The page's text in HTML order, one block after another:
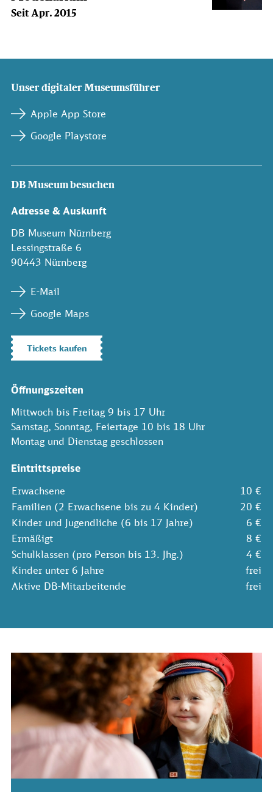
Seit Apr. 2015
Unser digitaler Museumsführer
Apple App Store
Google Playstore
DB Museum besuchen
Adresse & Auskunft
DB Museum Nürnberg
Lessingstraße 6
90443 Nürnberg
E-Mail
Google Maps
Tickets kaufen
Öffnungszeiten
Mittwoch bis Freitag 9 bis 17 Uhr
Samstag, Sonntag, Feiertage 10 bis 18 Uhr
Montag und Dienstag geschlossen
Eintrittspreise
Erwachsene
10 €
Familien (2 Erwachsene bis zu 4 Kinder)
20 €
Kinder und Jugendliche (6 bis 17 Jahre)
6 €
Ermäßigt
8 €
Schulklassen (pro Person bis 13. Jhg.)
4 €
Kinder unter 6 Jahre
frei
Aktive DB-Mitarbeitende
frei